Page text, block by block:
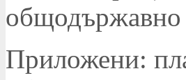
общодържавно
Приложени: